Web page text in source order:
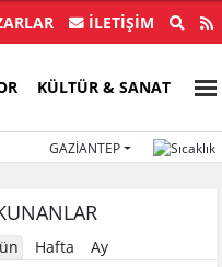
Çiçek tutuklandı!
İLETIŞIM
KÜLTÜR & SANAT
GAZIANTEP
Hafta Ay